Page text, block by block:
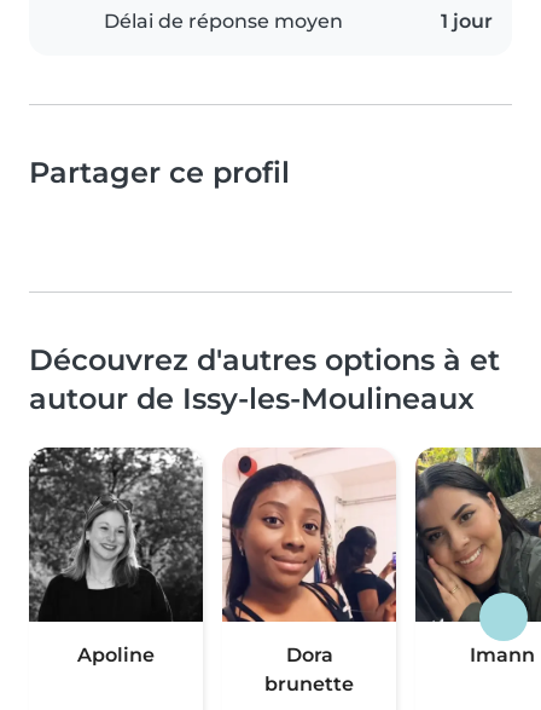
Délai de réponse moyen 1 jour
Partager ce profil
Découvrez d'autres options à et
autour de Issy-les-Moulineaux
Apoline
Dora
brunette
Imann